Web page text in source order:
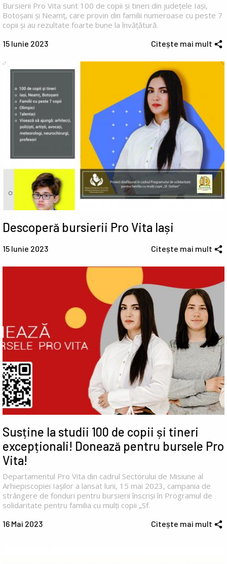
Bursierii Pro Vita sunt 100 de copii și tineri din județele Iași,
Botoșani și Neamț, care provin din familii numeroase cu peste 7
copii și au rezultate foarte bune la învățătură.
15 Iunie 2023 Citește mai mult
Descoperă bursierii Pro Vita Iași
15 Iunie 2023 Citește mai mult
Susține la studii 100 de copii și tineri
excepționali! Donează pentru bursele Pro
Vita!
Departamentul Pro Vita din cadrul Sectorului de Misiune al
Arhiepiscopiei Iașilor a lansat luni, 15 mai 2023, campania de
strângere de fonduri pentru bursierii înscriși în Programul de
solidaritate pentru familia cu mulți copii „Sf.
16 Mai 2023 Citește mai mult